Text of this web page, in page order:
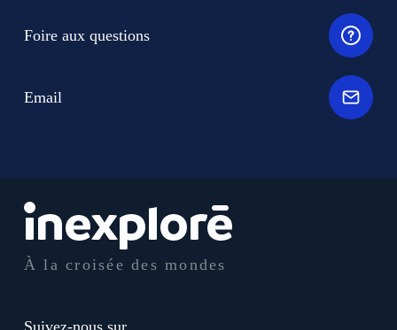
À la croisée des mondes
Suivez-nous sur
Foire aux questions
Email